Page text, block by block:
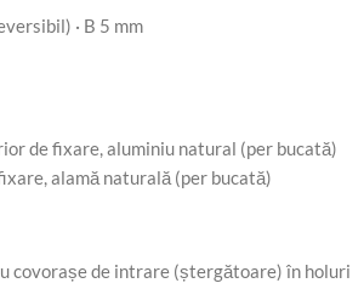
· B 5 mm
de fixare, aluminiu natural (per bucată)
alamă naturală (per bucată)
covorașe de intrare (ștergătoare) în holuri